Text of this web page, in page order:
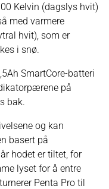
Kelvin (dagslys hvit)
med varmere
hvit), som er
i snø.
SmartCore-batteri
på
bak.
og kan
basert på
hodet er tiltet, for
lyset for å entre
Penta Pro til